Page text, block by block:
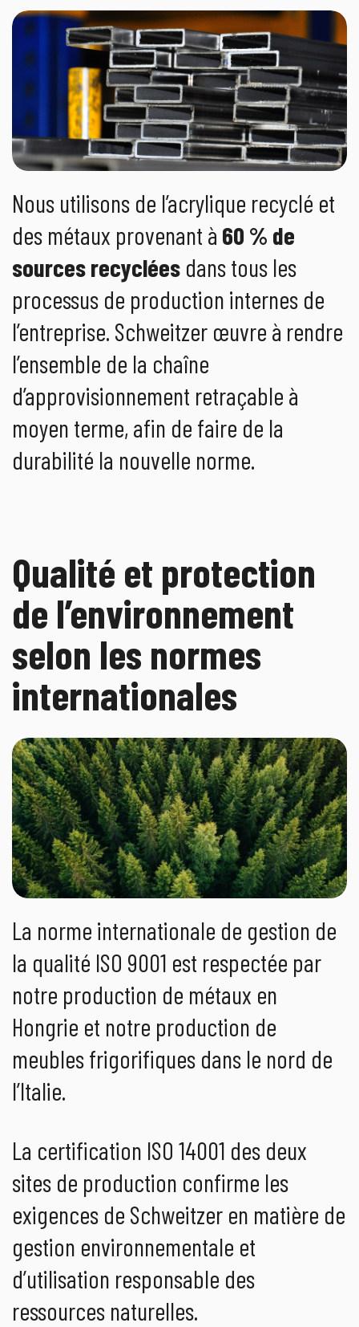
Nous utilisons de l’acrylique recyclé et
des métaux provenant à 60 % de
sources recyclées dans tous les
processus de production internes de
l’entreprise. Schweitzer œuvre à rendre
l’ensemble de la chaîne
d’approvisionnement retraçable à
moyen terme, afin de faire de la
durabilité la nouvelle norme.
Qualité et protection
de l’environnement
selon les normes
internationales
La norme internationale de gestion de
la qualité ISO 9001 est respectée par
notre production de métaux en
Hongrie et notre production de
meubles frigorifiques dans le nord de
l’Italie.
La certification ISO 14001 des deux
sites de production confirme les
exigences de Schweitzer en matière de
gestion environnementale et
d’utilisation responsable des
ressources naturelles.